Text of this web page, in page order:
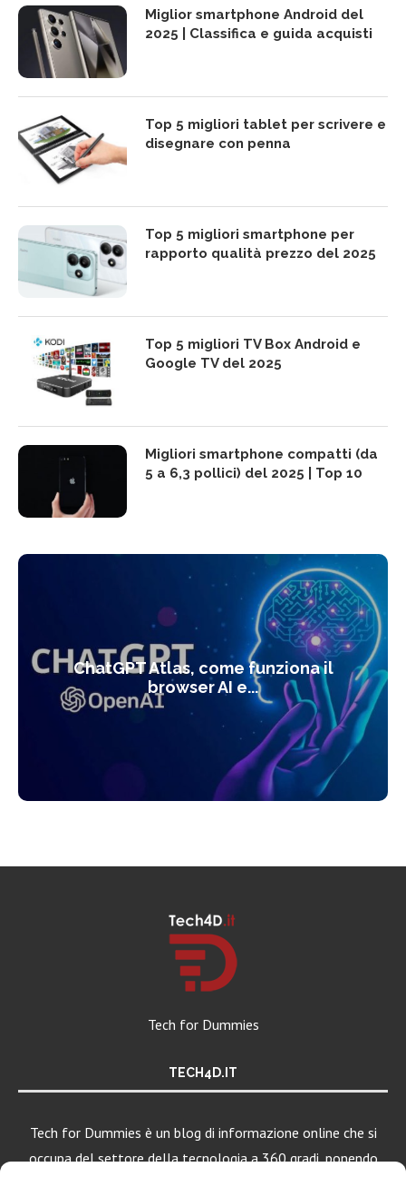
Miglior smartphone Android del
2025 | Classifica e guida acquisti
Top 5 migliori tablet per scrivere e
disegnare con penna
Top 5 migliori smartphone per
rapporto qualità prezzo del 2025
Top 5 migliori TV Box Android e
Google TV del 2025
Migliori smartphone compatti (da
5 a 6,3 pollici) del 2025 | Top 10
ChatGPT Atlas, come funziona il
browser AI e...
Tech for Dummies
TECH4D.IT
Tech for Dummies è un blog di informazione online che si
occupa del settore della tecnologia a 360 gradi, ponendo